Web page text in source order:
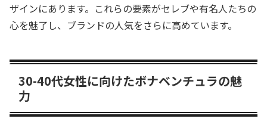
ザインにあります。これらの要素がセレブや有名人たちの
心を魅了し、ブランドの人気をさらに高めています。
30-40代女性に向けたボナベンチュラの魅
力